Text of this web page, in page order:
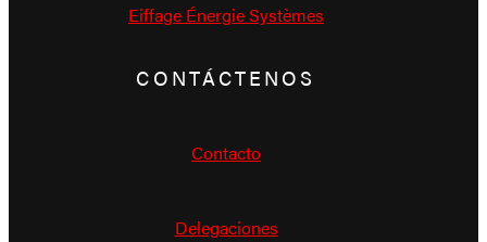
Eiffage Énergie Systèmes
CONTÁCTENOS
Contacto
Delegaciones